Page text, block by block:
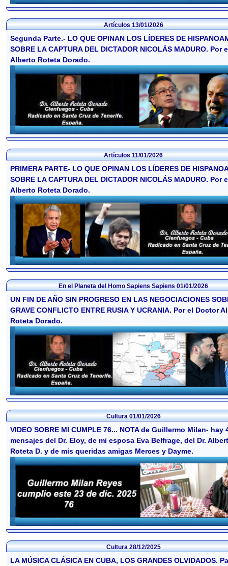
Artículos13/01/2026
Segunda Parte.- LO QUE OPINAN LOS LÍDERES DE
SOBRE LA CAPTURA DEL DICTADOR NICOLÁS MADURO. Por
Alberto Roteta Dorado.
Artículos11/01/2026
PRIMERA PARTE- LO QUE OPINAN LOS LÍDERES DE
SOBRE LA CAPTURA DEL DICTADOR NICOLÁS MADURO. Por
Alberto Roteta Dorado.
En el Planeta del Homo Sapiens Sapiens01/01/2026
UN FIN DE AÑO SIN PROGRESO EN LAS NEGOCIACIONES
GRAVE CONFLICTO ENTRE RUSIA Y UCRANIA. Por el Doctor
Roteta Dorado.
Cultura01/01/2026
VIDEO SOBRE MI CUMPLE 76... NOTA de Guillermo Milan- hay
mensajes del Dr. Eloy, de mi esposa Eva Belfrage, del Dr.
Roteta D. y de mis queridas amigas Merces y Dayme.
Cultura28/12/2025
LA MÚSICA CLÁSICA EN CUBA, LOS GRANDES OLVIDADOS.